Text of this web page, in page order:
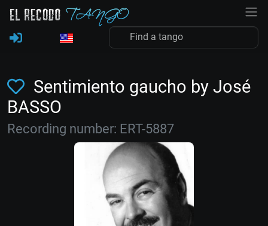
Sentimiento gaucho by José
BASSO
Recording number: ERT-5887